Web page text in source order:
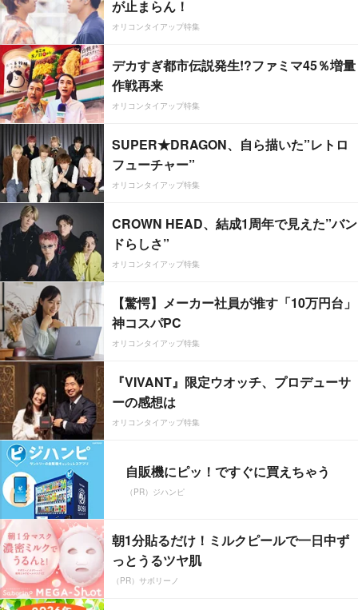
が止まらん！
オリコンタイアップ特集
デカすぎ都市伝説発生!?ファミマ45％増量
作戦再来
オリコンタイアップ特集
SUPER★DRAGON、自ら描いた”レトロ
フューチャー”
オリコンタイアップ特集
CROWN HEAD、結成1周年で見えた”バン
ドらしさ”
オリコンタイアップ特集
【驚愕】メーカー社員が推す「10万円台」
神コスパPC
オリコンタイアップ特集
『VIVANT』限定ウオッチ、プロデューサ
ーの感想は
オリコンタイアップ特集
自販機にピッ！ですぐに買えちゃう
（PR）ジハンピ
朝1分貼るだけ！ミルクピールで一日中ず
っとうるツヤ肌
（PR）サボリーノ